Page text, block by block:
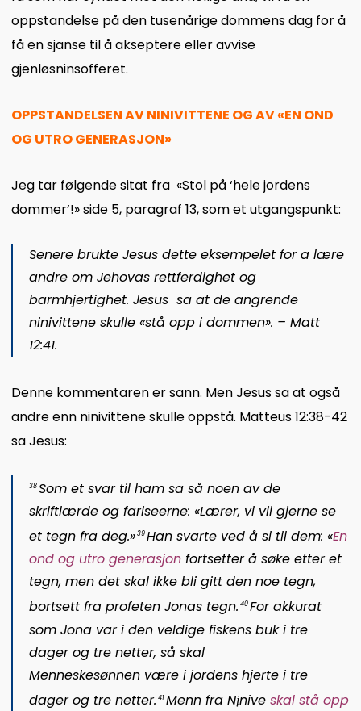
oppstandelse på den tusenårige dommens dag for å
få en sjanse til å akseptere eller avvise
gjenløsninsofferet.
OPPSTANDELSEN AV NINIVITTENE OG AV «EN OND
OG UTRO GENERASJON»
Jeg tar følgende sitat fra «Stol på ‘hele jordens
dommer’!» side 5, paragraf 13, som et utgangspunkt:
Senere brukte Jesus dette eksempelet for a lære
andre om Jehovas rettferdighet og
barmhjertighet. Jesus sa at de angrende
ninivittene skulle «stå opp i dommen». – Matt
12:41.
Denne kommentaren er sann. Men Jesus sa at også
andre enn ninivittene skulle oppstå. Matteus 12:38-42
sa Jesus:
38Som et svar til ham sa så noen av de
skriftlærde og fariseerne: «Lærer, vi vil gjerne se
et tegn fra deg.»39Han svarte ved å si til dem: «En
ond og utro generasjonfortsetter å søke etter et
tegn, men det skal ikke bli gitt den noe tegn,
bortsett fra profeten Jonas tegn. 40For akkurat
som Jona var i den veldige fiskens buk i tre
dager og tre netter, så skal
Menneskesønnen være i jordens hjerte i tre
dager og tre netter. 41Menn fra Nịnive skal stå opp